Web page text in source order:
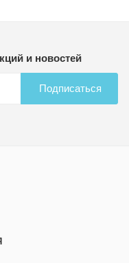
и новостей
Подписаться